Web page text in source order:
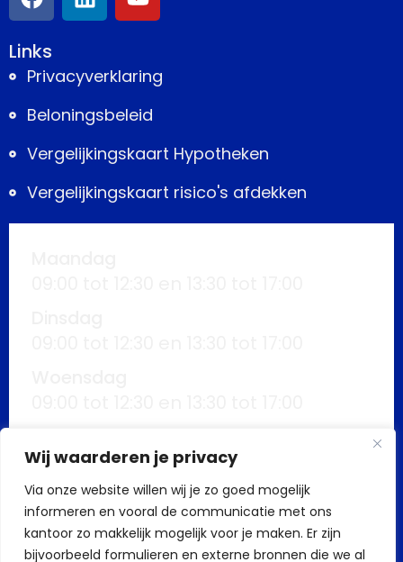
Wij waarderen je privacy
Via onze website willen wij je zo goed mogelijk
informeren en vooral de communicatie met ons
kantoor zo makkelijk mogelijk voor je maken. Er zijn
bijvoorbeeld formulieren en externe bronnen die we al
Links
Privacyverklaring
Beloningsbeleid
Vergelijkingskaart Hypotheken
Vergelijkingskaart risico's afdekken
09:00 tot 12:30 en 13:30 tot 17:00
Vrijdag
09:00 tot 12:30 en 13:30 tot 17:00
Buiten kantoortijden mogelijk op